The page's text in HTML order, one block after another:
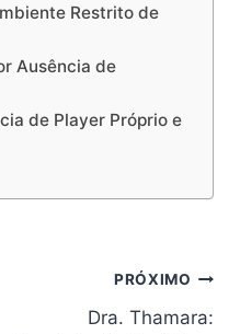
Restrito de
Ausência de
de Player Próprio e
PRÓXIMO
Dra. Thamara: